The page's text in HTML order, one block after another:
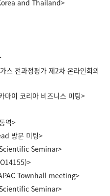
and Thailand>
스 전과정평가 제2차 온라인회의
마이 코리아 비즈니스 미팅>
역>
방문 미팅>
Seminar>
Townhall meeting>
Seminar>